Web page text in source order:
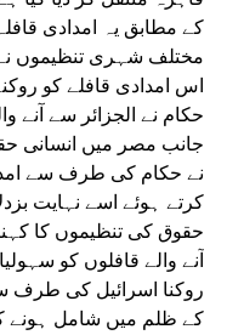
کے مطابق یہ امدادی
مختلف شہری تنظیموں نے
اس امدادی قافلے کو
حکام نے الجزائر سے آنے
جانب مصر میں انسانی
نے حکام کی طرف سے
کرتے ہوئے اسے نہایت
حقوق کی تنظیموں کا
آنے والے قافلوں کو
روکنا اسرائیل کی طرف
کے ظلم میں شامل